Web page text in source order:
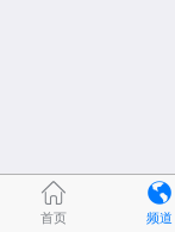
首页 频道